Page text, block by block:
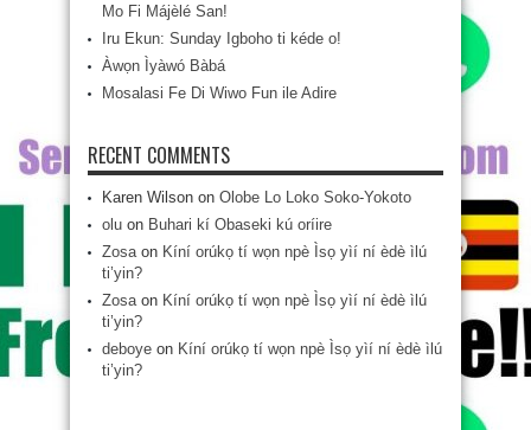
Mo Fi Májèlé San!
Iru Ekun: Sunday Igboho ti kéde o!
Àwọn Ìyàwó Bàbá
Mosalasi Fe Di Wiwo Fun ile Adire
RECENT COMMENTS
Karen Wilson on Olobe Lo Loko Soko-Yokoto
olu on Buhari kí Obaseki kú oríire
Zosa on Kíní orúkọ tí wọn npè Ìsọ yìí ní èdè ìlú
ti’yin?
Zosa on Kíní orúkọ tí wọn npè Ìsọ yìí ní èdè ìlú
ti’yin?
deboye on Kíní orúkọ tí wọn npè Ìsọ yìí ní èdè ìlú
ti’yin?